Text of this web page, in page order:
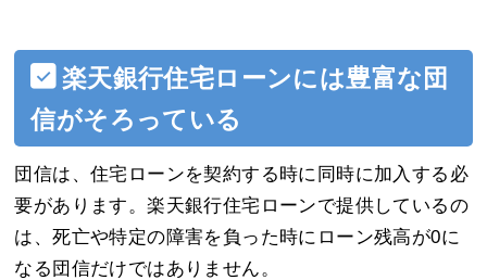
楽天銀行住宅ローンには豊富な団
信がそろっている
団信は、住宅ローンを契約する時に同時に加入する必
要があります。楽天銀行住宅ローンで提供しているの
は、死亡や特定の障害を負った時にローン残高が0に
なる団信だけではありません。